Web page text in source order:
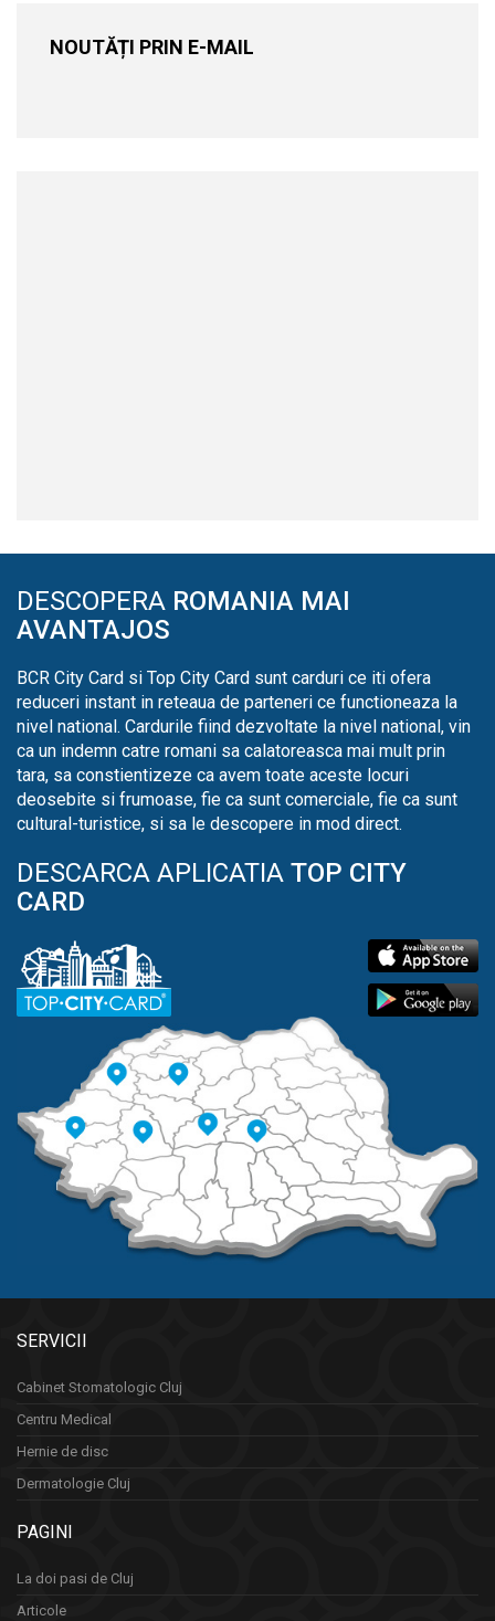
NOUTĂȚI PRIN E-MAIL
DESCOPERA ROMANIA MAI
AVANTAJOS
BCR City Card si Top City Card sunt carduri ce iti ofera
reduceri instant in reteaua de parteneri ce functioneaza la
nivel national. Cardurile fiind dezvoltate la nivel national, vin
ca un indemn catre romani sa calatoreasca mai mult prin
tara, sa constientizeze ca avem toate aceste locuri
deosebite si frumoase, fie ca sunt comerciale, fie ca sunt
cultural-turistice, si sa le descopere in mod direct.
DESCARCA APLICATIA TOP CITY
CARD
SERVICII
Cabinet Stomatologic Cluj
Centru Medical
Hernie de disc
Dermatologie Cluj
PAGINI
La doi pasi de Cluj
Articole